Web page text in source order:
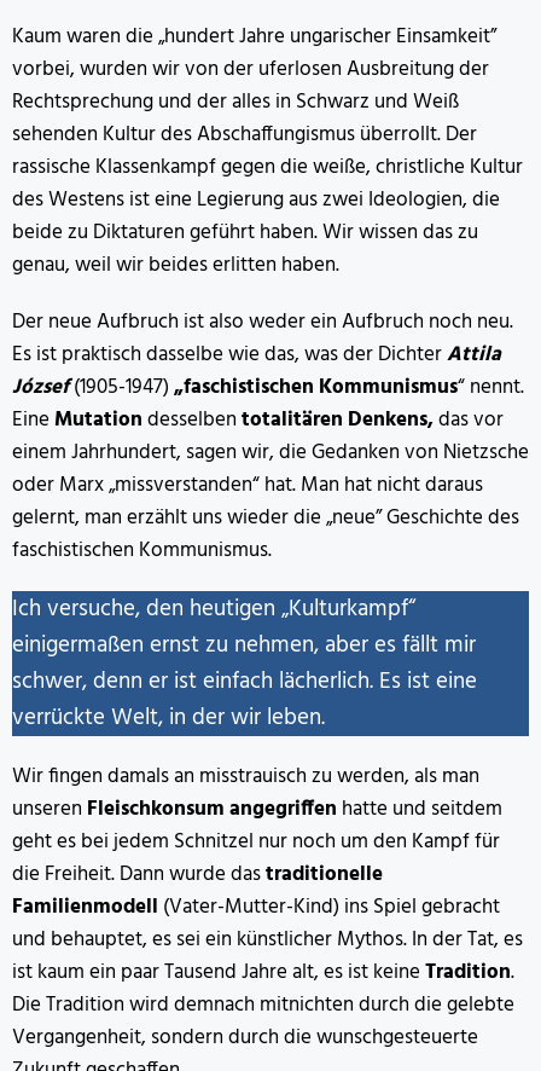
Kaum waren die „hundert Jahre ungarischer Einsamkeit”
vorbei, wurden wir von der uferlosen Ausbreitung der
Rechtsprechung und der alles in Schwarz und Weiß
sehenden Kultur des Abschaffungismus überrollt. Der
rassische Klassenkampf gegen die weiße, christliche Kultur
des Westens ist eine Legierung aus zwei Ideologien, die
beide zu Diktaturen geführt haben. Wir wissen das zu
genau, weil wir beides erlitten haben.
Der neue Aufbruch ist also weder ein Aufbruch noch neu.
Es ist praktisch dasselbe wie das, was der DichterAttila
József(1905-1947)„faschistischen Kommunismus“ nennt.
EineMutationdesselbentotalitären Denkens,das vor
einem Jahrhundert, sagen wir, die Gedanken von Nietzsche
oder Marx „missverstanden“ hat. Man hat nicht daraus
gelernt, man erzählt uns wieder die „neue” Geschichte des
faschistischen Kommunismus.
Ich versuche, den heutigen „Kulturkampf“
einigermaßen ernst zu nehmen, aber es fällt mir
schwer, denn er ist einfach lächerlich. Es ist eine
verrückte Welt, in der wir leben.
Wir fingen damals an misstrauisch zu werden, als man
unseren Fleischkonsumangegriffen hatte und seitdem
geht es bei jedem Schnitzel nur noch um den Kampf für
die Freiheit. Dann wurde dastraditionelle
Familienmodell (Vater-Mutter-Kind) ins Spiel gebracht
und behauptet, es sei ein künstlicher Mythos. In der Tat, es
ist kaum ein paar Tausend Jahre alt, es ist keineTradition.
Die Tradition wird demnach mitnichten durch die gelebte
Vergangenheit, sondern durch die wunschgesteuerte